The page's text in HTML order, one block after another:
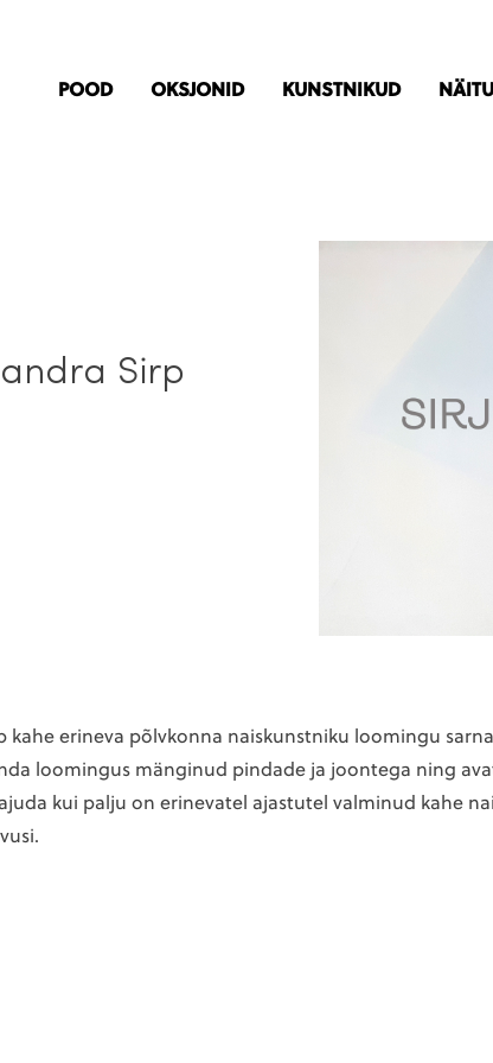
POOD OKSJONID KUNSTNIKUD
Sirp
kahe erineva põlvkonna naiskunstniku loomingu
loomingus mänginud pindade ja joontega ning
kui palju on erinevatel ajastutel valminud kahe